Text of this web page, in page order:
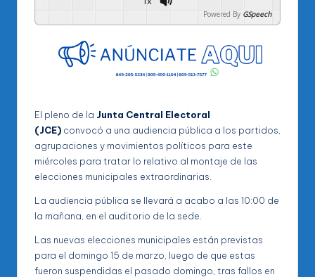
Powered By GSpeech
El pleno de la Junta Central Electoral
(JCE) convocó a una audiencia pública a los partidos,
agrupaciones y movimientos políticos para este
miércoles para tratar lo relativo al montaje de las
elecciones municipales extraordinarias.
La audiencia pública se llevará a acabo a las 10:00 de
la mañana, en el auditorio de la sede.
Las nuevas elecciones municipales están previstas
para el domingo 15 de marzo, luego de que estas
fueron suspendidas el pasado domingo, tras fallos en